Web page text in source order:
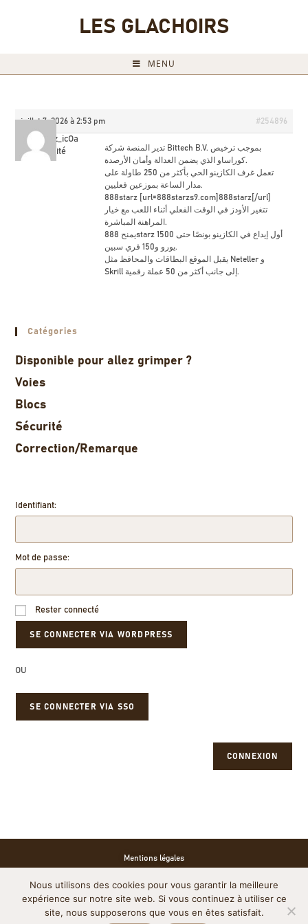
LES GLACHOIRS
MENU
juillet 7, 2026 à 2:53 pm #254896
888starz_icOa
Invité
تدير المنصة شركة Bittech B.V. بموجب ترخيص
كوراساو الذي يضمن العدالة وأمان الأرصدة.
تعمل غرف الكازينو الحي بأكثر من 250 طاولة على
مدار الساعة بموزعين فعليين.
888starz [url=888starzs9.com]888starz[/url]
تتغير الأودز في الوقت الفعلي أثناء اللعب مع خيار
المراهنة المباشرة.
يمنح 888starz أول إيداع في الكازينو بونصًا حتى 1500
يورو و150 فري سبين.
يقبل الموقع البطاقات والمحافظ مثل Neteller و
Skrill إلى جانب أكثر من 50 عملة رقمية.
Catégories
Disponible pour allez grimper ?
Voies
Blocs
Sécurité
Correction/Remarque
Identifiant:
Mot de passe:
Rester connecté
OU
SE CONNECTER VIA SSO
CONNEXION
Mentions légales
Politique de cookies
Nous utilisons des cookies pour vous garantir la meilleure
expérience sur notre site web. Si vous continuez à utiliser ce
site, nous supposerons que vous en êtes satisfait.